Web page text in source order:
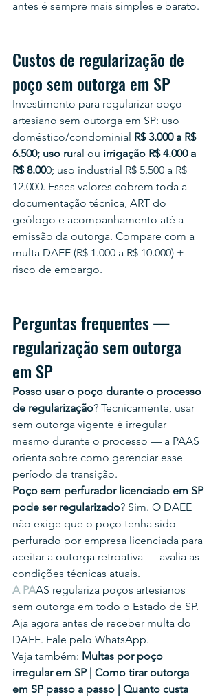
antes é sempre mais simples e barato.
Custos de regularização de
poço sem outorga em SP
Investimento para regularizar poço
artesiano sem outorga em SP: uso
doméstico/condominial R$ 3.000 a R$
6.500; uso rural ou irrigação R$ 4.000 a
R$ 8.000; uso industrial R$ 5.500 a R$
12.000. Esses valores cobrem toda a
documentação técnica, ART do
geólogo e acompanhamento até a
emissão da outorga. Compare com a
multa DAEE (R$ 1.000 a R$ 10.000) +
risco de embargo.
Perguntas frequentes —
regularização sem outorga
em SP
Posso usar o poço durante o processo
de regularização? Tecnicamente, usar
sem outorga vigente é irregular
mesmo durante o processo — a PAAS
orienta sobre como gerenciar esse
período de transição.
Poço sem perfurador licenciado em SP
pode ser regularizado? Sim. O DAEE
não exige que o poço tenha sido
perfurado por empresa licenciada para
aceitar a outorga retroativa — avalia as
condições técnicas atuais.
A PAAS regulariza poços artesianos
sem outorga em todo o Estado de SP.
Aja agora antes de receber multa do
DAEE. Fale pelo WhatsApp.
Veja também: Multas por poço
irregular em SP | Como tirar outorga
em SP passo a passo | Quanto custa